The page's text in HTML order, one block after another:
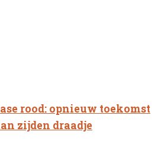
rood: opnieuw toekomst
zijden draadje